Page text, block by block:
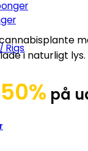
Rigs
50% på